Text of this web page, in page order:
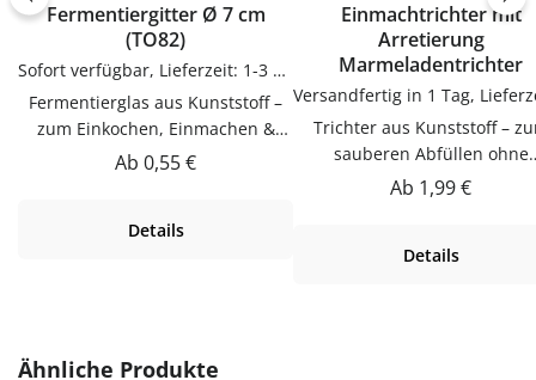
Fermentiergitter Ø 7 cm
(TO82)
Sofort verfügbar, Lieferzeit: 1-3 Tage
Fermentierglas aus Kunststoff –
zum Einkochen, Einmachen &
AufbewahrenDieser
Aufbewahren. Hochwertig
einen BlickMaterial:
Regulärer Preis:
Ab 0,55 €
Details
Einmachtrichter mit
Arretierung
Marmeladentrichter
Trichter aus Kunststoff – zum
sauberen Abfüllen ohne
KleckernTrichter zum
Vorrat und Haushalt –
Regulärer Preis:
Ab 1,99 €
Details
Produktgalerie überspringen
Ähnliche Produkte